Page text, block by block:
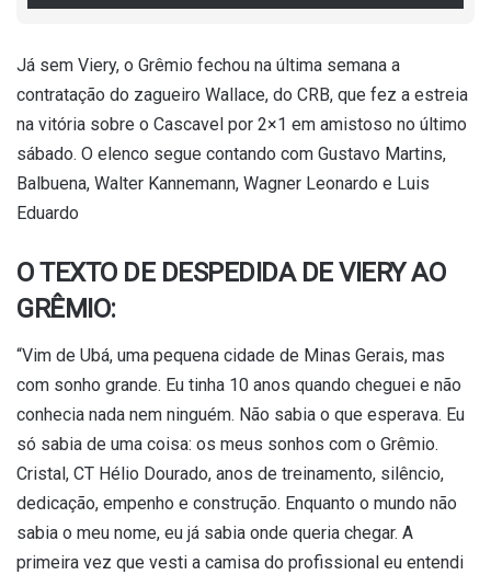
Já sem Viery, o Grêmio fechou na última semana a
contratação do zagueiro Wallace, do CRB, que fez a estreia
na vitória sobre o Cascavel por 2×1 em amistoso no último
sábado. O elenco segue contando com Gustavo Martins,
Balbuena, Walter Kannemann, Wagner Leonardo e Luis
Eduardo
O TEXTO DE DESPEDIDA DE VIERY AO
GRÊMIO:
“Vim de Ubá, uma pequena cidade de Minas Gerais, mas
com sonho grande. Eu tinha 10 anos quando cheguei e não
conhecia nada nem ninguém. Não sabia o que esperava. Eu
só sabia de uma coisa: os meus sonhos com o Grêmio.
Cristal, CT Hélio Dourado, anos de treinamento, silêncio,
dedicação, empenho e construção. Enquanto o mundo não
sabia o meu nome, eu já sabia onde queria chegar. A
primeira vez que vesti a camisa do profissional eu entendi